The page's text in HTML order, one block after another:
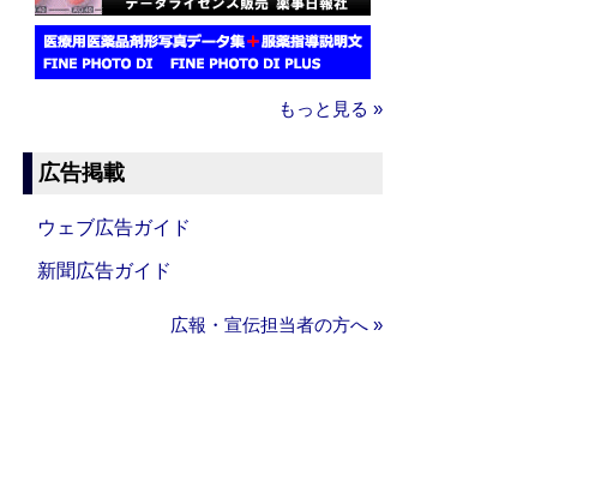
もっと見る »
広告掲載
ウェブ広告ガイド
新聞広告ガイド
広報・宣伝担当者の方へ »